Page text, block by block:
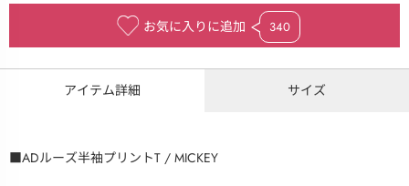
お気に入りに追加 340
アイテム詳細 サイズ
■ADルーズ半袖プリントT / MICKEY